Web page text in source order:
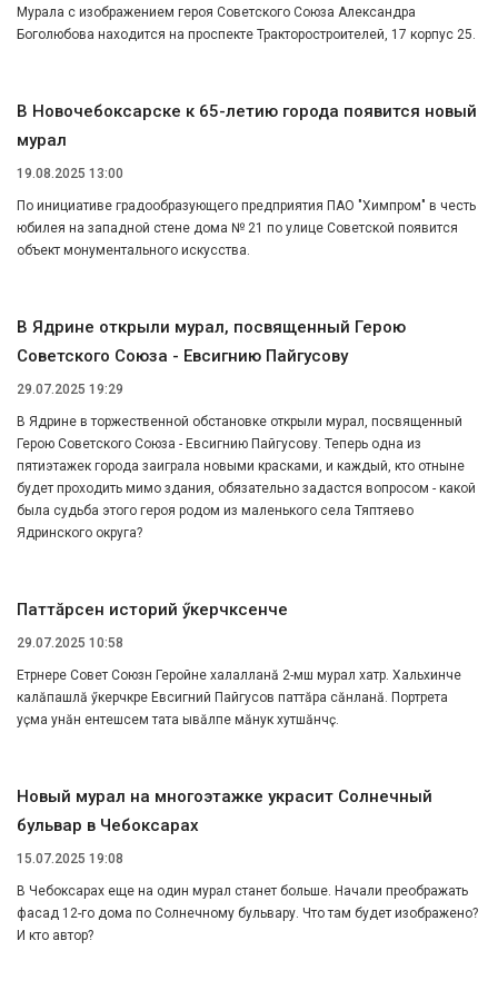
Мурала с изображением героя Советского Союза Александра
Боголюбова находится на проспекте Тракторостроителей, 17 корпус 25.
В Новочебоксарске к 65-летию города появится новый
мурал
19.08.2025 13:00
По инициативе градообразующего предприятия ПАО "Химпром" в честь
юбилея на западной стене дома № 21 по улице Советской появится
объект монументального искусства.
В Ядрине открыли мурал, посвященный Герою
Советского Союза - Евсигнию Пайгусову
29.07.2025 19:29
В Ядрине в торжественной обстановке открыли мурал, посвященный
Герою Советского Союза - Евсигнию Пайгусову. Теперь одна из
пятиэтажек города заиграла новыми красками, и каждый, кто отныне
будет проходить мимо здания, обязательно задастся вопросом - какой
была судьба этого героя родом из маленького села Тяптяево
Ядринского округа?
Паттӑрсен историйӗ ӳкерчӗксенче
29.07.2025 10:58
Етӗрнере Совет Союзӗн Геройне халалланӑ 2-мӗш мурал хатӗр. Хальхинче
калӑпашлӑ ӳкерчӗкре Евсигний Пайгусов паттӑра сӑнланӑ. Портрета
уҫма унӑн ентешӗсем тата ывӑлӗпе мӑнукӗ хутшӑнчӗҫ.
Новый мурал на многоэтажке украсит Солнечный
бульвар в Чебоксарах
15.07.2025 19:08
В Чебоксарах еще на один мурал станет больше. Начали преображать
фасад 12-го дома по Солнечному бульвару. Что там будет изображено?
И кто автор?